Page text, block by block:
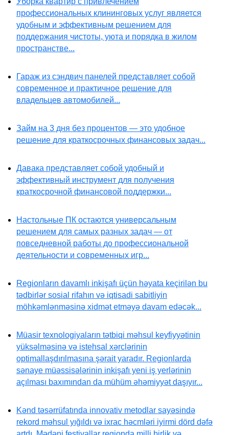
профессиональных клининговых услуг является
удобным и эффективным решением для
поддержания чистоты, уюта и порядка в жилом
пространстве...
Гараж из сэндвич панелей представляет собой
современное и практичное решение для
владельцев автомобилей...
Займ на 3 дня без процентов — это удобное
решение для краткосрочных финансовых задач...
Давака представляет собой удобный и
эффективный инструмент для получения
краткосрочной финансовой поддержки...
Настольные ПК остаются универсальным
решением для самых разных задач — от
повседневной работы до профессиональной
деятельности и современных игр...
Regionların davamlı inkişafı üçün həyata keçirilən bu
tədbirlər sosial rifahın və iqtisadi sabitliyin
möhkəmlənməsinə xidmət etməyə davam edəcək...
Müasir texnologiyaların tətbiqi məhsul keyfiyyətinin
yüksəlməsinə və istehsal xərclərinin
optimallaşdırılmasına şərait yaradır. Regionlarda
sənaye müəssisələrinin inkişafı yeni iş yerlərinin
açılması baxımından da mühüm əhəmiyyət daşıyır...
Kənd təsərrüfatında innovativ metodlar sayəsində
rekord məhsul yığıldı və ixrac həcmləri iyirmi dörd dəfə